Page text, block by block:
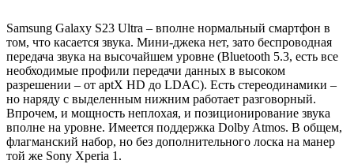
Samsung Galaxy S23 Ultra – вполне нормальный смартфон в
том, что касается звука. Мини-джека нет, зато беспроводная
передача звука на высочайшем уровне (Bluetooth 5.3, есть все
необходимые профили передачи данных в высоком
разрешении – от aptX HD до LDAC). Есть стереодинамики –
но наряду с выделенным нижним работает разговорный.
Впрочем, и мощность неплохая, и позиционирование звука
вполне на уровне. Имеется поддержка Dolby Atmos. В общем,
флагманский набор, но без дополнительного лоска на манер
той же Sony Xperia 1.